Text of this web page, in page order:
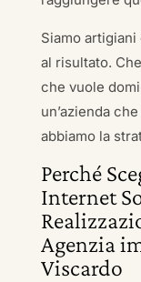
Siamo
al risultato.
che vuole
un’azienda
abbiamo la
Perché
Internet
Agenzia
Viscardo